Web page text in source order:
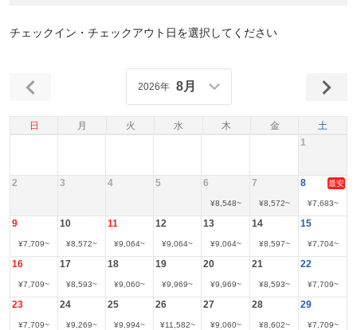
チェックイン・チェックアウト日を選択してください
日 月 火 水 木 金 土
2026年 8月
1
2 3 4 5 6
¥8,548~
7
¥8,572~
8 最安
¥7,683~
9
¥7,709~
10
¥8,572~
11
¥9,064~
12
¥9,064~
13
¥9,064~
14
¥8,597~
15
¥7,704~
16
¥7,709~
17
¥8,593~
18
¥9,060~
19
¥9,969~
20
¥9,969~
21
¥8,593~
22
¥7,709~
23
¥7,709~
24
¥9,269~
25
¥9,994~
26
¥11,582~
27
¥9,060~
28
¥8,602~
29
¥7,709~